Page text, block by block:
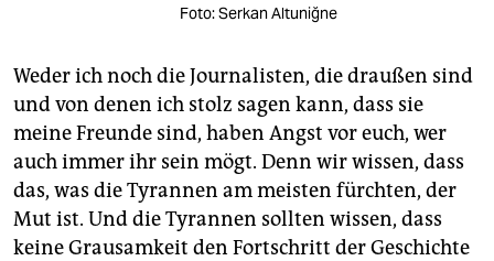
Foto: Serkan Altuniğne
Weder ich noch die Journalisten, die draußen sind
und von denen ich stolz sagen kann, dass sie
meine Freunde sind, haben Angst vor euch, wer
auch immer ihr sein mögt. Denn wir wissen, dass
das, was die Tyrannen am meisten fürchten, der
Mut ist. Und die Tyrannen sollten wissen, dass
keine Grausamkeit den Fortschritt der Geschichte